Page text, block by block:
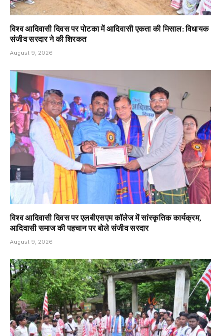
विश्व आदिवासी दिवस पर पोटका में आदिवासी एकता की मिसाल: विधायक
संजीव सरदार ने की शिरकत
August 9, 2026
विश्व आदिवासी दिवस पर एलबीएसएम कॉलेज में सांस्कृतिक कार्यक्रम,
आदिवासी समाज की पहचान पर बोले संजीव सरदार
August 9, 2026